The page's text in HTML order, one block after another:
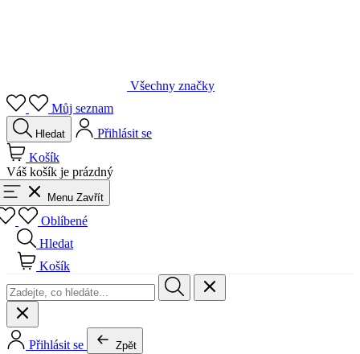
Všechny značky
Můj seznam
Hledat
Přihlásit se
Košík
Váš košík je prázdný
Menu Zavřít
Oblíbené
Hledat
Košík
Přihlásit se Zpět